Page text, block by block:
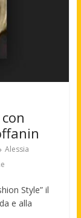
Alessia
Style” il
e alla